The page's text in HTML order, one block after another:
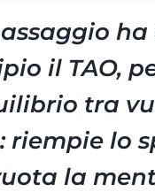
ha
il TAO,
tra
riempie lo
la